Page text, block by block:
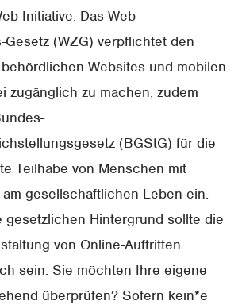
Initiative. Das Web-
(WZG) verpflichtet den
Websites und mobilen
zugänglich zu machen, zudem
(BGStG) für die
Teilhabe von Menschen mit
gesellschaftlichen Leben ein.
gesetzlichen Hintergrund sollte die
von Online-Auftritten
sein. Sie möchten Ihre eigene
überprüfen? Sofern kein*e